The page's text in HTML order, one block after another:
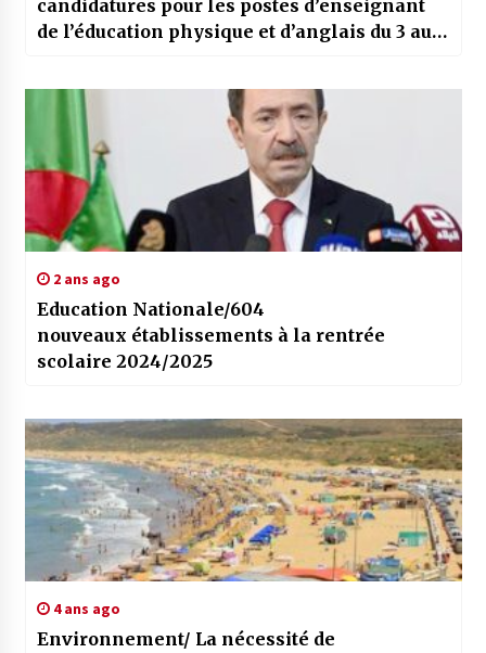
candidatures pour les postes d’enseignant
de l’éducation physique et d’anglais du 3 au
2 ans ago
Education Nationale/604
nouveaux établissements à la rentrée
scolaire 2024/2025
4 ans ago
Environnement/ La nécessité de